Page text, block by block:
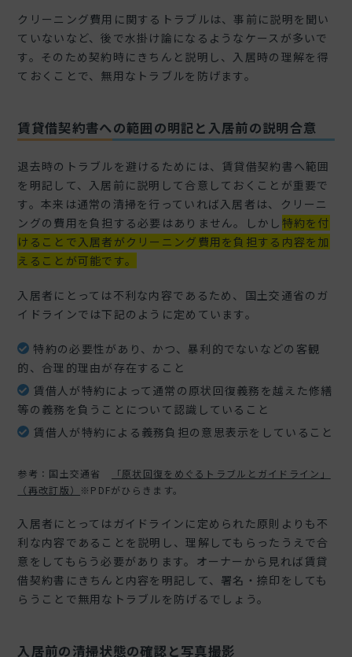
クリーニング費用に関するトラブルは、事前に説明を聞い
ていないなど、後で水掛け論になるようなケースが多いで
す。そのため契約時にきちんと説明し、入居時の理解を得
ておくことで、無用なトラブルを防げます。
賃貸借契約書への範囲の明記と入居前の説明合意
退去時のトラブルを避けるためには、賃貸借契約書へ範囲
を明記して、入居前に説明して合意しておくことが重要で
す。本来は通常の清掃を行っていれば入居者は、クリーニ
ングの費用を負担する必要はありません。しかし 特約を付
けることで入居者がクリーニング費用を負担する内容を加
えることが可能です。
入居者にとっては不利な内容であるため、国土交通省のガ
イドラインでは下記のように定めています。
特約の必要性があり、かつ、暴利的でないなどの客観
的、合理的理由が存在すること
賃借人が特約によって通常の原状回復義務を越えた修繕
等の義務を負うことについて認識していること
賃借人が特約による義務負担の意思表示をしていること
参考：国土交通省
「原状回復をめぐるトラブルとガイドライン」
（再改訂版）
※PDFがひらきます。
入居者にとってはガイドラインに定められた原則よりも不
利な内容であることを説明し、理解してもらったうえで合
意をしてもらう必要があります。オーナーから見れば賃貸
借契約書にきちんと内容を明記して、署名・捺印をしても
らうことで無用なトラブルを防げるでしょう。
入居前の清掃状態の確認と写真撮影